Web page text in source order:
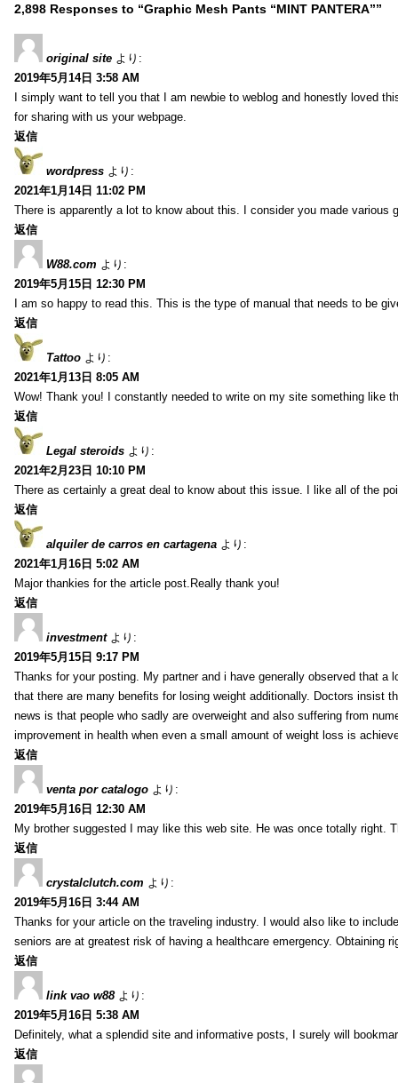
2,898 Responses to “Graphic Mesh Pants “MINT PANTERA””
original site より:
2019年5月14日 3:58 AM
I simply want to tell you that I am newbie to weblog and honestly loved
for sharing with us your webpage.
返信
wordpress より:
2021年1月14日 11:02 PM
There is apparently a lot to know about this. I consider you made various
返信
W88.com より:
2019年5月15日 12:30 PM
I am so happy to read this. This is the type of manual that needs to be
返信
Tattoo より:
2021年1月13日 8:05 AM
Wow! Thank you! I constantly needed to write on my site something like
返信
Legal steroids より:
2021年2月23日 10:10 PM
There as certainly a great deal to know about this issue. I like all of the
返信
alquiler de carros en cartagena より:
2021年1月16日 5:02 AM
Major thankies for the article post.Really thank you!
返信
investment より:
2019年5月15日 9:17 PM
Thanks for your posting. My partner and i have generally observed that
that there are many benefits for losing weight additionally. Doctors insist
news is that people who sadly are overweight and also suffering from
improvement in health when even a small amount of weight loss is
返信
venta por catalogo より:
2019年5月16日 12:30 AM
My brother suggested I may like this web site. He was once totally right.
返信
crystalclutch.com より:
2019年5月16日 3:44 AM
Thanks for your article on the traveling industry. I would also like to
seniors are at greatest risk of having a healthcare emergency. Obtaining
返信
link vao w88 より:
2019年5月16日 5:38 AM
Definitely, what a splendid site and informative posts, I surely will
返信